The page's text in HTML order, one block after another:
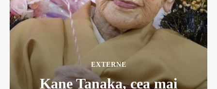
EXTERNE
Kane Tanaka, cea mai